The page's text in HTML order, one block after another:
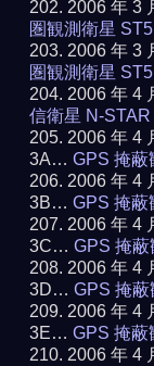
2006 年 3
圏観測衛星
2006 年 3
圏観測衛星
2006 年 4
信衛星 N-
2006 年 4
3A…GPS 掩蔽
2006 年 4
3B…GPS 掩蔽
2006 年 4
3C…GPS 掩
2006 年 4
3D…GPS 掩
2006 年 4
3E…GPS 掩蔽
2006 年 4